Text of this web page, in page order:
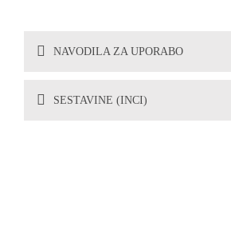
NAVODILA ZA UPORABO
SESTAVINE (INCI)